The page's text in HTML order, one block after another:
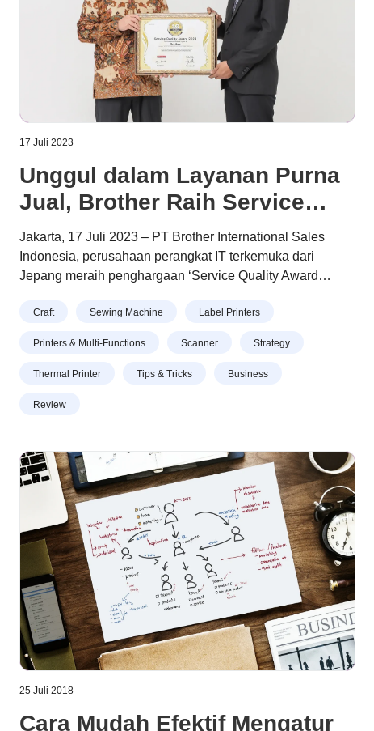
17 Juli 2023
Unggul dalam Layanan Purna
Jual, Brother Raih Service
Quality Award 2023
Jakarta, 17 Juli 2023 – PT Brother International Sales
Indonesia, perusahaan perangkat IT terkemuka dari
Jepang meraih penghargaan ‘Service Quality Award
printer, printer label, scanner dan mesin jahit dengan
Perception Survey SQIndex 2023, untuk kategori Printer
Brother Raih Service Quality Award 2023”
Craft Sewing Machine Label Printers
Printers & Multi-Functions Scanner Strategy
Thermal Printer Tips & Tricks Business
Review
25 Juli 2018
Cara Mudah Efektif Mengatur